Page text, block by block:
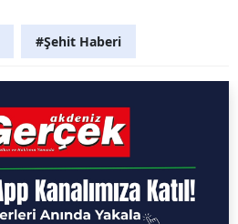
#Şehit Haberi